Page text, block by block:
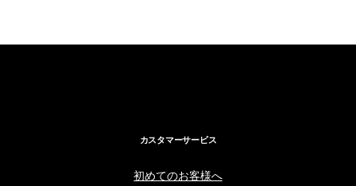
カスタマーサービス
初めてのお客様へ